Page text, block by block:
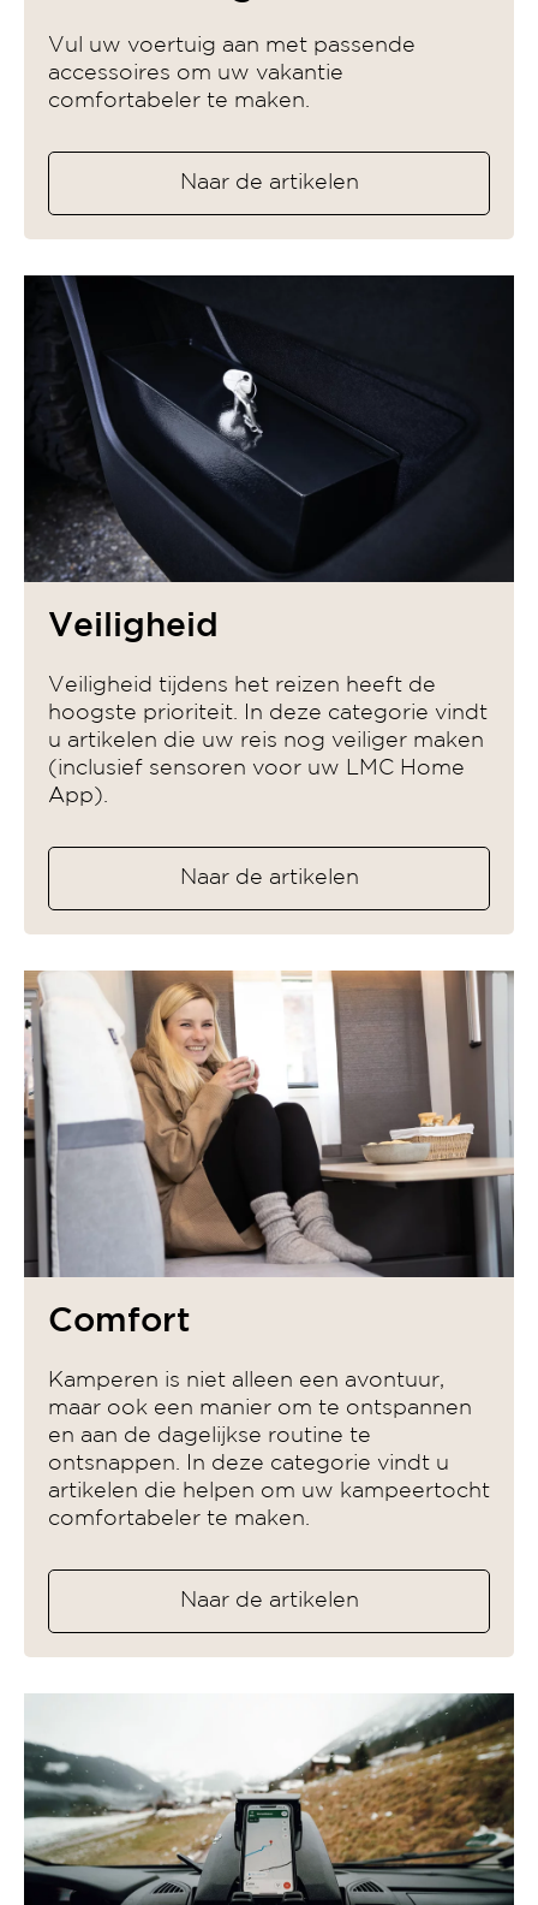
Vul uw voertuig aan met passende
accessoires om uw vakantie
comfortabeler te maken.
Naar de artikelen
Veiligheid
Veiligheid tijdens het reizen heeft de
hoogste prioriteit. In deze categorie vindt
u artikelen die uw reis nog veiliger maken
(inclusief sensoren voor uw LMC Home
App).
Naar de artikelen
Comfort
Kamperen is niet alleen een avontuur,
maar ook een manier om te ontspannen
en aan de dagelijkse routine te
ontsnappen. In deze categorie vindt u
artikelen die helpen om uw kampeertocht
comfortabeler te maken.
Naar de artikelen